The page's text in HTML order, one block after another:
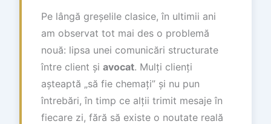
Pe lângă greșelile clasice, în ultimii ani
am observat tot mai des o problemă
nouă: lipsa unei comunicări structurate
între client și avocat. Mulți clienți
așteaptă „să fie chemați” și nu pun
întrebări, în timp ce alții trimit mesaje în
fiecare zi, fără să existe o noutate reală